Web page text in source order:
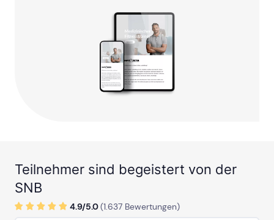
Teilnehmer sind begeistert von der
SNB
4.9/5.0(1.637 Bewertungen)